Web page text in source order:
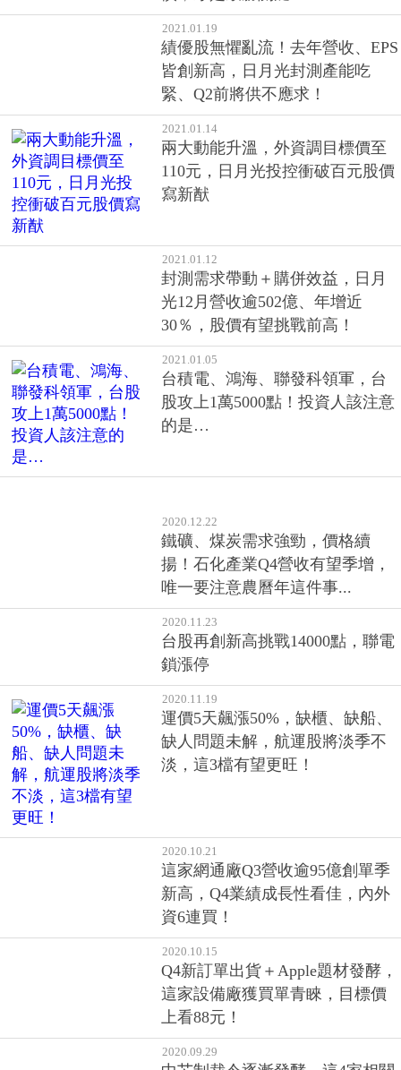
緊、Q2前將供不應求！
2021.01.14
兩大動能升溫，外資調目標價至
110元，日月光投控衝破百元股價
寫新猷
2021.01.12
封測需求帶動＋購併效益，日月
光12月營收逾502億、年增近
2021.01.05
台積電、鴻海、聯發科領軍，台
股攻上1萬5000點！投資人該注意
的是…
2020.12.22
鐵礦、煤炭需求強勁，價格續
揚！石化產業Q4營收有望季增，
2020.11.23
鎖漲停
2020.11.19
運價5天飆漲50%，缺櫃、缺船、
缺人問題未解，航運股將淡季不
淡，這3檔有望更旺！
2020.10.21
這家網通廠Q3營收逾95億創單季
新高，Q4業績成長性看佳，內外
資6連買！
2020.10.15
Q4新訂單出貨＋Apple題材發酵，
2020.09.29
中芯制裁令逐漸發酵，這4家相關
概念股有望迎來轉單，股價紛紛
走揚！
2020.09.26
美股盤後》逢低搶買科技股！道
瓊漲逾300點，那指創2週來最大
漲幅
2020.09.24